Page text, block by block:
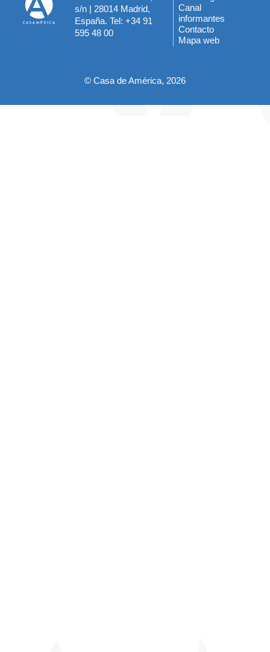
s/n | 28014 Madrid,
España. Tel: +34 91
595 48 00
del
pie
Canal
informantes
Contacto
Mapa web
© Casa de América, 2026